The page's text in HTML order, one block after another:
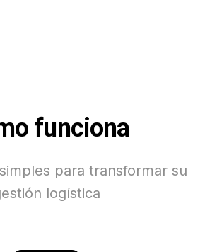
funciona
para transformar su
logística